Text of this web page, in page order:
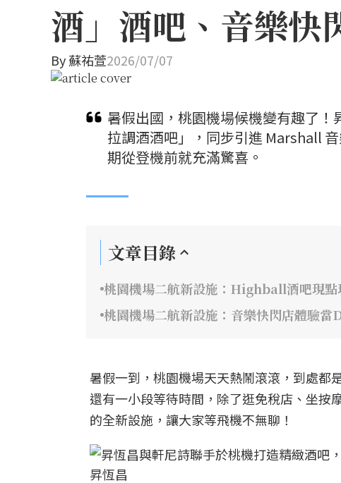
酒」酒吧、音樂快
By蘇祐萱2026/07/07
暑假出國，桃園機場候機變有趣了
拉調酒酒吧」，同步引進 Marshall
期從登機前就充滿驚喜。
文章目錄
桃園機場二航新設施：Highball酒吧現點
桃園機場二航新設施：音樂快閃店體驗當
暑假一到，桃園機場天天熱鬧滾滾，到處都
還有一小段等待時間，除了逛免稅店、坐按
的全新設施，讓大家等飛機不無聊！